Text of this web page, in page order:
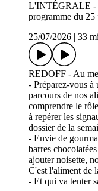
L'INTÉGRALE -
programme du
25/07/2026
33
REDOFF - Au
- Préparez-vous
parcours de nos
comprendre le
à repérer les
dossier de la
- Envie de
barres
ajouter noisette,
C'est l'aliment de
- Et qui va tenter